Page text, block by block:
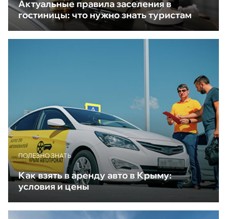
Актуальные правила заселения в
гостиницы: что нужно знать туристам
ПОЛЕЗНО ЗНАТЬ
Как взять в аренду авто в Крыму:
условия и цены